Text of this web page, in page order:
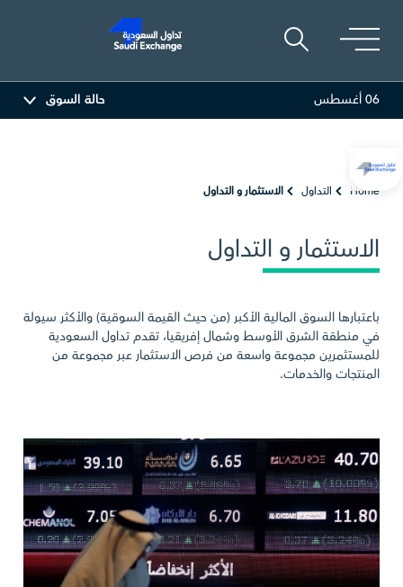
العربية
06 أغسطس حالة السوق
Home التداول الاستثمار و التداول
الاستثمار و التداول
باعتبارها السوق المالية الأكبر (من حيث القيمة السوقية) والأكثر سيولة
في منطقة الشرق الأوسط وشمال إفريقيا، تقدم تداول السعودية
للمستثمرين مجموعة واسعة من فرص الاستثمار عبر مجموعة من
المنتجات والخدمات.